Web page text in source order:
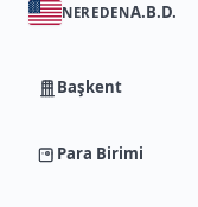
NEREDENA.B.D.
Başkent
Para Birimi